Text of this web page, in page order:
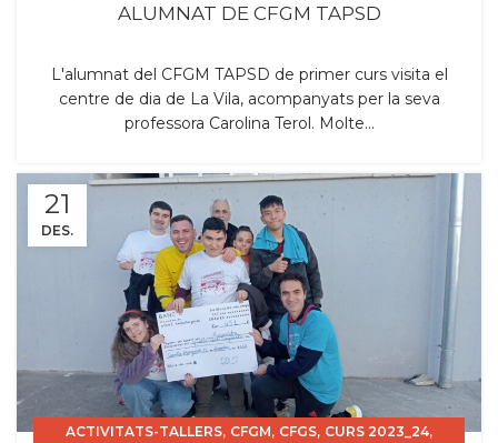
ALUMNAT DE CFGM TAPSD
L'alumnat del CFGM TAPSD de primer curs visita el
centre de dia de La Vila, acompanyats per la seva
professora Carolina Terol. Molte...
21
DES.
ACTIVITATS-TALLERS, CFGM, CFGS, CURS 2023_24,